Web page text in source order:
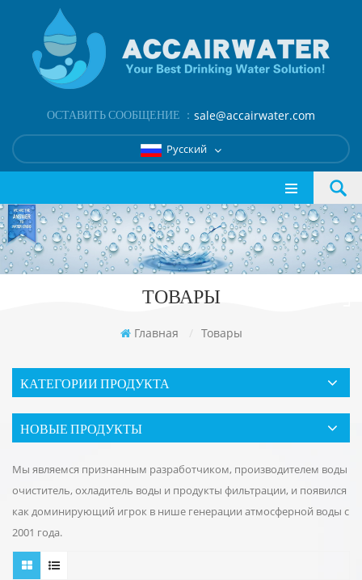
ОСТАВИТЬ СООБЩЕНИЕ ： sale@accairwater.com
Русский
ТОВАРЫ
Главная / Товары
КАТЕГОРИИ ПРОДУКТА
НОВЫЕ ПРОДУКТЫ
Мы являемся признанным разработчиком, производителем воды
очиститель, охладитель воды и продукты фильтрации, и появился
как доминирующий игрок в нише генерации атмосферной воды с
2001 года.